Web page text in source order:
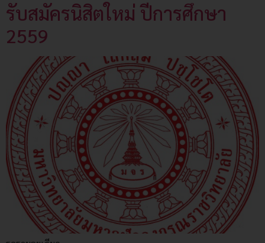
รับสมัครนิสิตใหม่ ปีการศึกษา
2559